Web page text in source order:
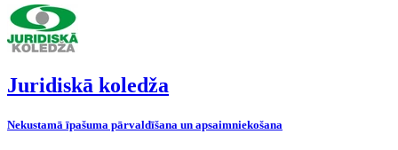
Juridiskā koledža
Nekustamā īpašuma pārvaldīšana un apsaimniekošana